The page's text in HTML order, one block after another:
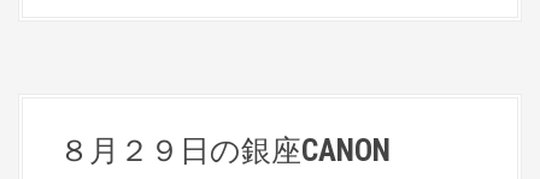
８月２９日の銀座CANON